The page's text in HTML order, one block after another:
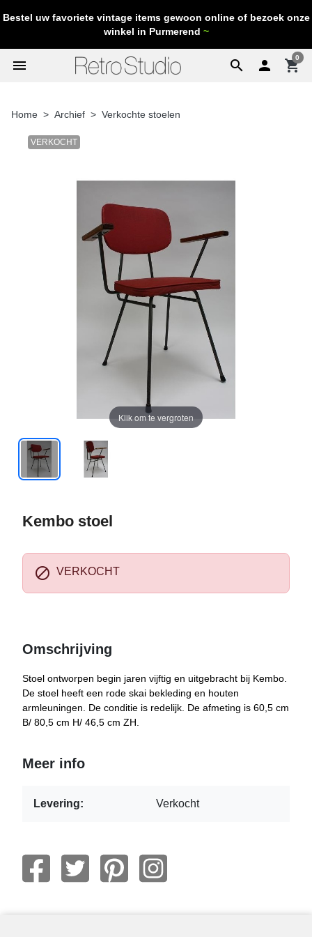
Bestel uw favoriete vintage items gewoon online of bezoek onze
winkel in Purmerend ~
search
menu  shopping_cart
0
Home Archief Verkochte stoelen
VERKOCHT
Klik om te vergroten
Kembo stoel
 VERKOCHT
Omschrijving
Stoel ontworpen begin jaren vijftig en uitgebracht bij Kembo.
De stoel heeft een rode skai bekleding en houten
armleuningen. De conditie is redelijk. De afmeting is 60,5 cm
B/ 80,5 cm H/ 46,5 cm ZH.
Meer info
Levering: Verkocht